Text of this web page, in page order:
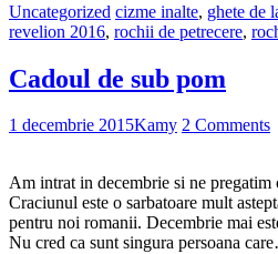
Uncategorized cizme inalte, ghete de
revelion 2016, rochii de petrecere,
Cadoul de sub pom
1 decembrie 2015Kamy 2 Comments
Am intrat in decembrie si ne pregatim
Craciunul este o sarbatoare mult
pentru noi romanii. Decembrie mai
Nu cred ca sunt singura persoana